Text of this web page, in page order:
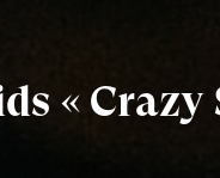
« Crazy